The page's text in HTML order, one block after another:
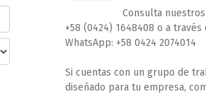
Consulta
+58 (0424) 1648408 o a través
WhatsApp: +58 0424 2074014
Si cuentas con un grupo de
diseñado para tu empresa,